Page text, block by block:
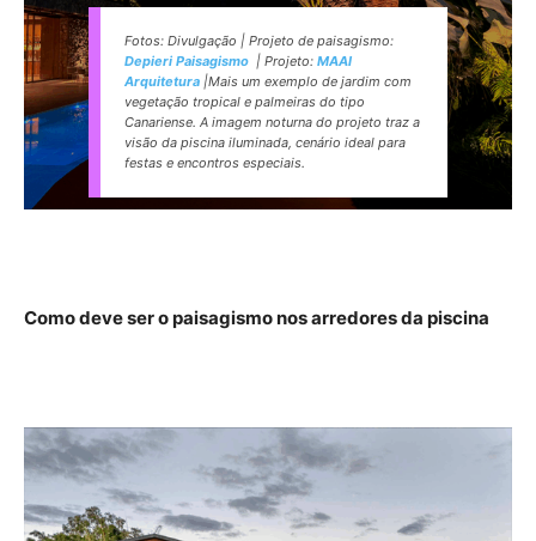
Fotos: Divulgação | Projeto de paisagismo:
Depieri Paisagismo | Projeto: MAAI
Arquitetura |Mais um exemplo de jardim com
vegetação tropical e palmeiras do tipo
Canariense. A imagem noturna do projeto traz a
visão da piscina iluminada, cenário ideal para
festas e encontros especiais.
Como deve ser o paisagismo nos arredores da piscina